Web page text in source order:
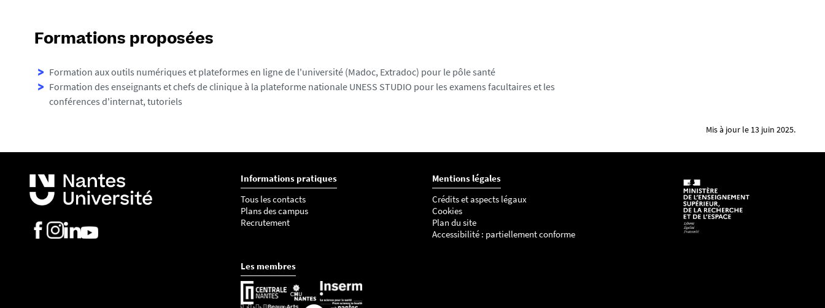
Formations proposées
Formation aux outils numériques et plateformes en ligne de l'université (Madoc, Extradoc) pour le pôle santé
Formation des enseignants et chefs de clinique à la plateforme nationale UNESS STUDIO pour les examens facultaires et les
conférences d'internat, tutoriels
Mis à jour le 13 juin 2025.
Informations pratiques
Tous les contacts
Plans des campus
Recrutement
Mentions légales
Crédits et aspects légaux
Cookies
Plan du site
Accessibilité : partiellement conforme
Les membres